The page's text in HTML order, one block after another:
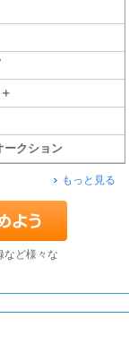
ークション
もっと見る
など様々な